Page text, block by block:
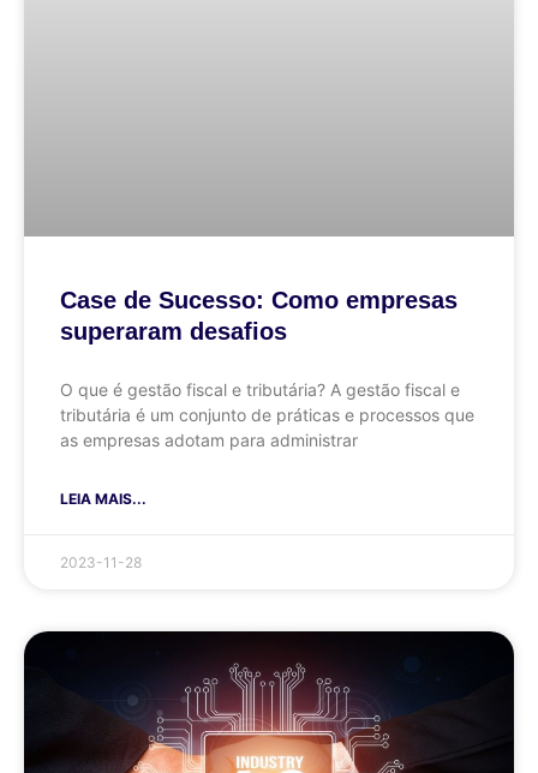
Case de Sucesso: Como empresas
superaram desafios
O que é gestão fiscal e tributária? A gestão fiscal e
tributária é um conjunto de práticas e processos que
as empresas adotam para administrar
LEIA MAIS...
2023-11-28